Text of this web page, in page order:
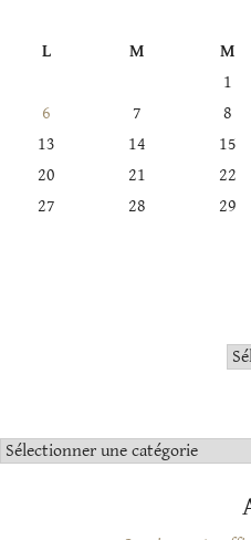
L
M M
1
6
7 8
13
14 15
20
21 22
27
28 29
Catégories